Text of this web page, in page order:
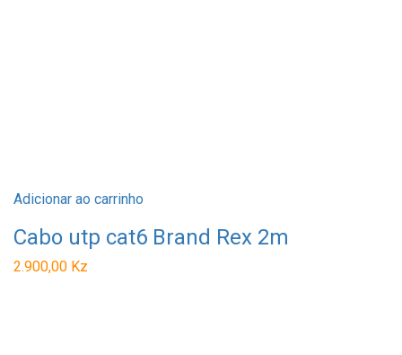
Adicionar ao carrinho
Cabo utp cat6 Brand Rex 2m
2.900,00 Kz